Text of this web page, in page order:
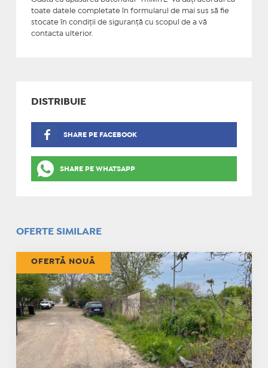
toate datele completate în formularul de mai sus să fie
stocate în condiţii de siguranţă cu scopul de a vă
contacta ulterior.
DISTRIBUIE
SHARE PE FACEBOOK
SHARE PE WHATSAPP
OFERTE SIMILARE
OFERTĂ NOUĂ